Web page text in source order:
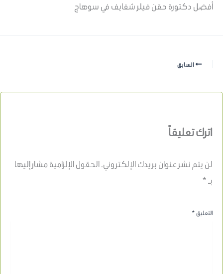
أفضل دكتورة حقن فيلر شفايف في سوهاج
السابق
اترك تعليقاً
لن يتم نشر عنوان بريدك الإلكتروني.الحقول الإلزامية مشار إليها
بـ*
التعليق*